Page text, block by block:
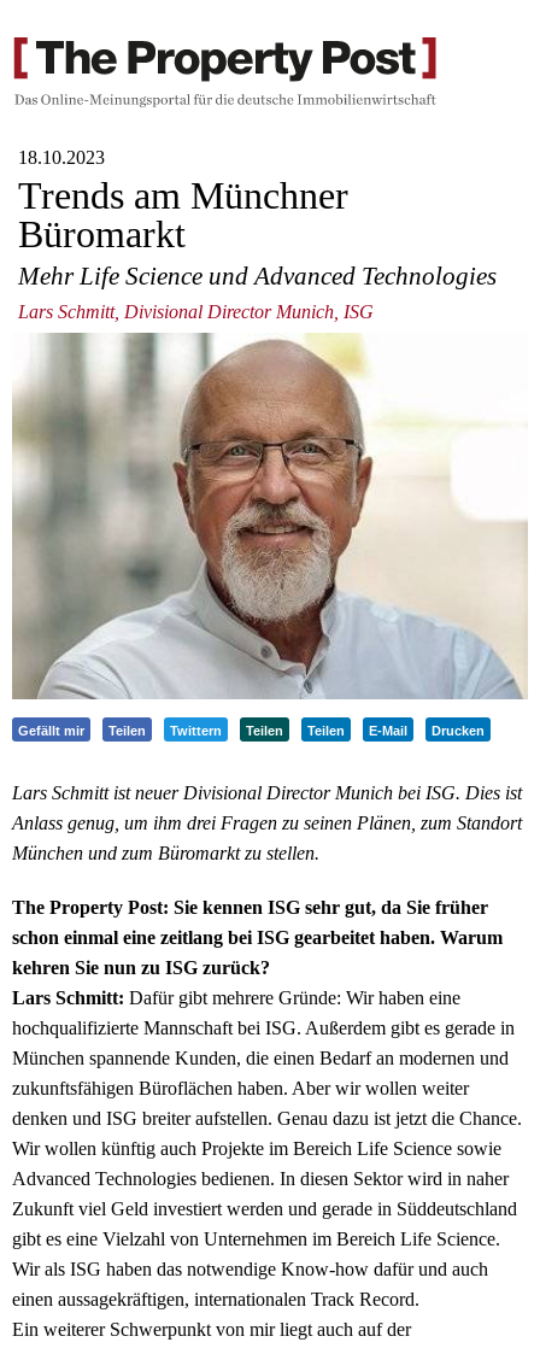
18.10.2023
Trends am Münchner
Büromarkt
Mehr Life Science und Advanced Technologies
Lars Schmitt, Divisional Director Munich, ISG
Gefällt mir Teilen Twittern Teilen Teilen E-Mail Drucken
Lars Schmitt ist neuer Divisional Director Munich bei ISG. Dies ist
Anlass genug, um ihm drei Fragen zu seinen Plänen, zum Standort
München und zum Büromarkt zu stellen.
The Property Post: Sie kennen ISG sehr gut, da Sie früher
schon einmal eine zeitlang bei ISG gearbeitet haben. Warum
kehren Sie nun zu ISG zurück?
Lars Schmitt: Dafür gibt mehrere Gründe: Wir haben eine
hochqualifizierte Mannschaft bei ISG. Außerdem gibt es gerade in
München spannende Kunden, die einen Bedarf an modernen und
zukunftsfähigen Büroflächen haben. Aber wir wollen weiter
denken und ISG breiter aufstellen. Genau dazu ist jetzt die Chance.
Wir wollen künftig auch Projekte im Bereich Life Science sowie
Advanced Technologies bedienen. In diesen Sektor wird in naher
Zukunft viel Geld investiert werden und gerade in Süddeutschland
gibt es eine Vielzahl von Unternehmen im Bereich Life Science.
Wir als ISG haben das notwendige Know-how dafür und auch
einen aussagekräftigen, internationalen Track Record.
Ein weiterer Schwerpunkt von mir liegt auch auf der